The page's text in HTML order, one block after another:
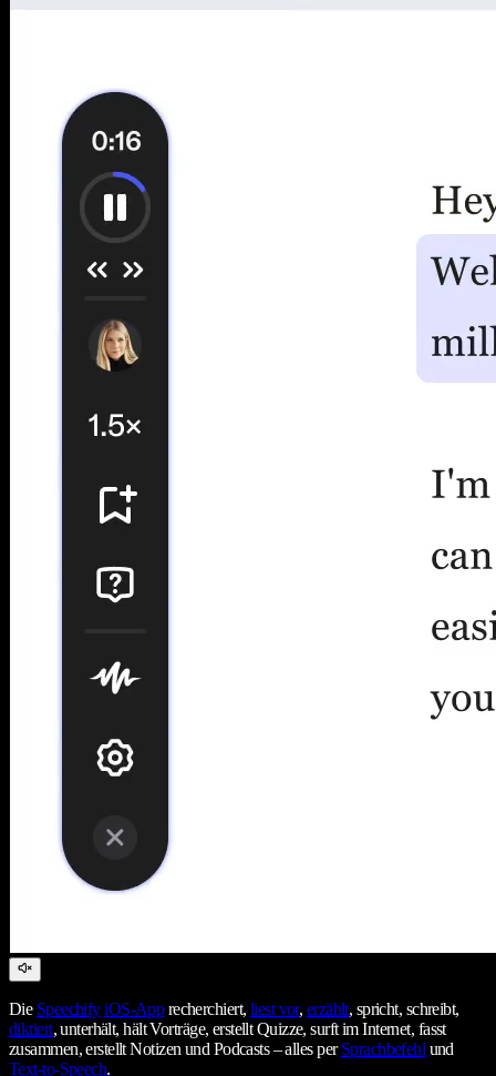
Die Speechify iOS-Apprecherchiert, liest vor, erzählt, spricht, schreibt,
diktiert, unterhält, hält Vorträge, erstellt Quizze, surft im Internet, fasst
zusammen, erstellt Notizen und Podcasts – alles perSprachbefehlund
Text-to-Speech.